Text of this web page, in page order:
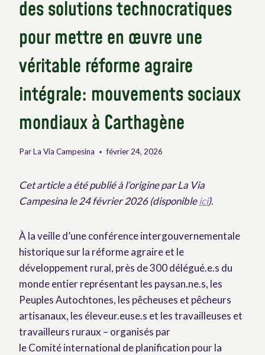
des solutions technocratiques
pour mettre en œuvre une
véritable réforme agraire
intégrale: mouvements sociaux
mondiaux à Carthagène
ParLa Via Campesina février 24, 2026
Cet article a été publié à l’origine par La Via
Campesina le 24 février 2026 (disponibleici).
À la veille d’une conférence intergouvernementale
historique sur la réforme agraire et le
développement rural, près de 300 délégué.e.s du
monde entier représentant les paysan.ne.s, les
Peuples Autochtones, les pêcheuses et pêcheurs
artisanaux, les éleveur.euse.s et les travailleuses et
travailleurs ruraux – organisés par
le Comité international de planification pour la